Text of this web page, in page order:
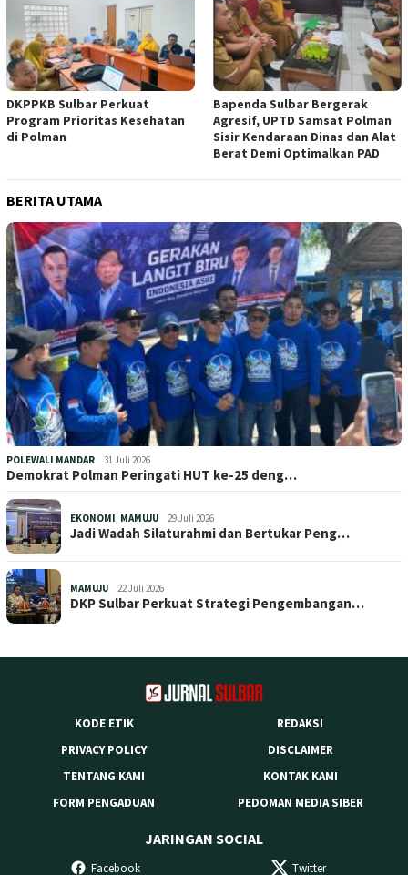
DKPPKB Sulbar Perkuat
Program Prioritas Kesehatan
di Polman
Bapenda Sulbar Bergerak
Agresif, UPTD Samsat Polman
Sisir Kendaraan Dinas dan Alat
Berat Demi Optimalkan PAD
BERITA UTAMA
POLEWALI MANDAR 31 Juli 2026
Demokrat Polman Peringati HUT ke-25 deng…
EKONOMI, MAMUJU 29 Juli 2026
Jadi Wadah Silaturahmi dan Bertukar Peng…
MAMUJU 22 Juli 2026
DKP Sulbar Perkuat Strategi Pengembangan…
KODE ETIK
REDAKSI
PRIVACY POLICY
DISCLAIMER
TENTANG KAMI
KONTAK KAMI
FORM PENGADUAN
PEDOMAN MEDIA SIBER
JARINGAN SOCIAL
Facebook Twitter